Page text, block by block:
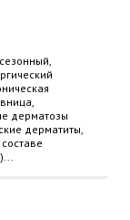
дерматозы
дерматиты,